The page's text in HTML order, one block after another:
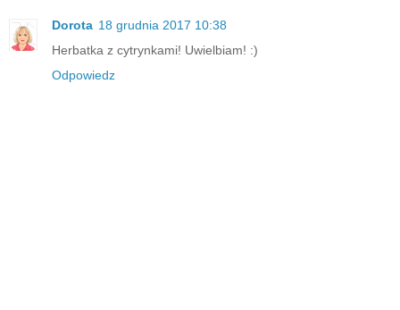
Dorota 18 grudnia 2017 10:38
Herbatka z cytrynkami! Uwielbiam! :)
Odpowiedz